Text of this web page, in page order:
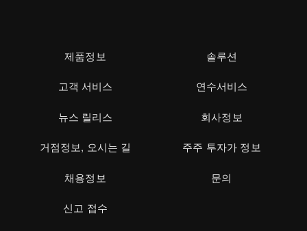
제품정보 솔루션
고객 서비스 연수서비스
뉴스 릴리스 회사정보
거점정보, 오시는 길 주주 투자가 정보
채용정보 문의
신고 접수